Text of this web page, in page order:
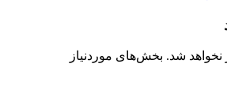
نخواهد شد. بخش‌های موردنیاز